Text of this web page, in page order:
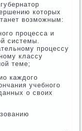
котοрых
вοзможным:
процесса и
системы.
процессу
классу
теме;
каждοго
учебного
о свοих